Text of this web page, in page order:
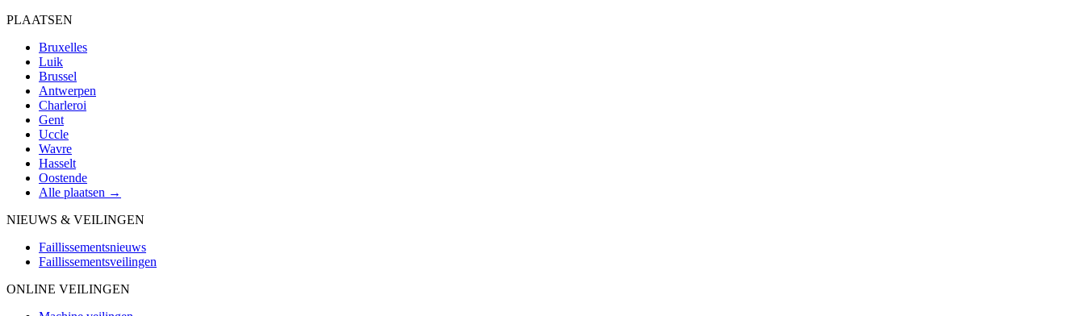
PLAATSEN
Bruxelles
Luik
Brussel
Antwerpen
Charleroi
Gent
Uccle
Wavre
Hasselt
Oostende
Alle plaatsen →
NIEUWS & VEILINGEN
Faillissementsnieuws
Faillissementsveilingen
ONLINE VEILINGEN